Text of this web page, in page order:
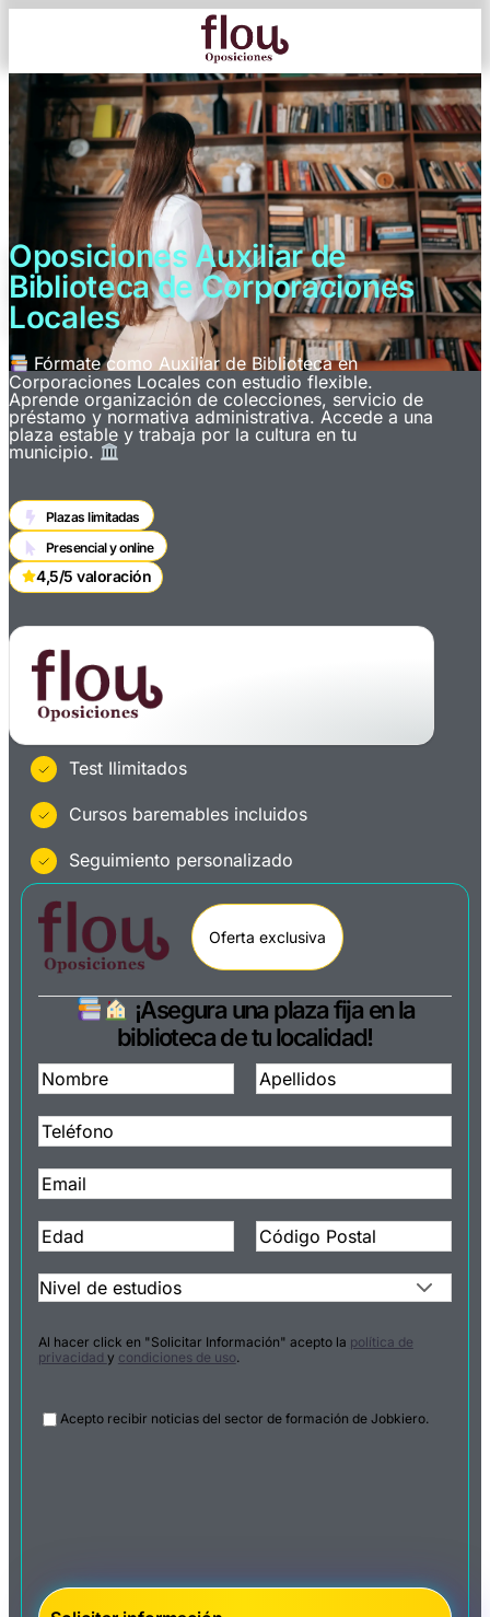
Plazas limitadas
Presencial y online
4,5/5 valoración
Oposiciones Auxiliar de
Biblioteca de Corporaciones
Locales
Fórmate como Auxiliar de Biblioteca en
Corporaciones Locales con estudio flexible.
Aprende organización de colecciones, servicio de
préstamo y normativa administrativa. Accede a una
plaza estable y trabaja por la cultura en tu
municipio.
Test Ilimitados
Cursos baremables incluidos
Seguimiento personalizado
Oferta exclusiva
¡Asegura una plaza fija en la
biblioteca de tu localidad!
Al hacer click en "Solicitar Información" acepto la política de
privacidad y condiciones de uso.
Legal
Acepto recibir noticias del sector de formación de Jobkiero.